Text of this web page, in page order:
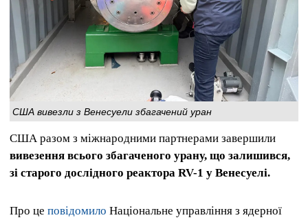
США вивезли з Венесуели збагачений уран
США разом з міжнародними партнерами завершили
вивезення всього збагаченого урану, що залишився,
зі старого дослідного реактора RV-1 у Венесуелі.
Про це повідомило Національне управління з ядерної